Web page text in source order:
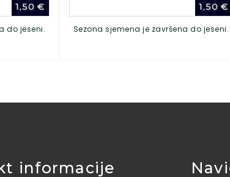
1,50€
do jeseni.
1,50€
Sezona sjemena je završena do jeseni.
informacije